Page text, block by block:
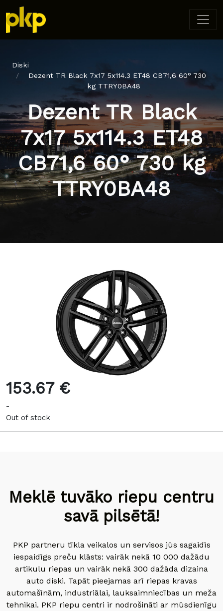
Diski
Dezent TR Black 7x17 5x114.3 ET48 CB71,6 60° 730
kg TTRY0BA48
Dezent TR Black
7x17 5x114.3 ET48
CB71,6 60° 730 kg
TTRY0BA48
153.67 €
-
Out of stock
Meklē tuvāko riepu centru
savā pilsētā!
PKP partneru tīkla veikalos un servisos jūs sagaidīs
iespaidīgs preču klāsts: vairāk nekā 10 000 dažādu
artikulu riepas un vairāk nekā 300 dažāda dizaina
auto diski. Tapāt pieejamas arī riepas kravas
automašīnām, industriālai, lauksaimniecības un meža
tehnikai. PKP riepu centri ir nodrošināti ar mūsdienīgu